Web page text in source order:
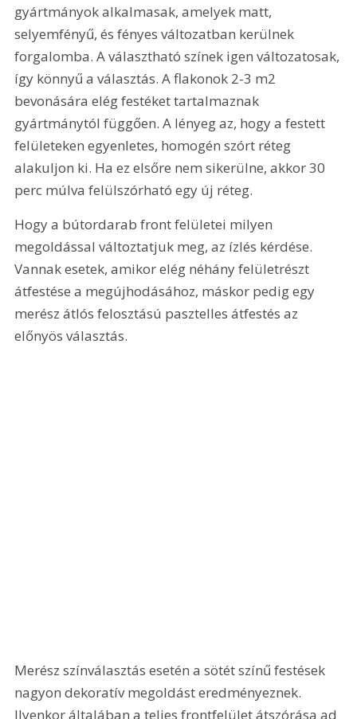
gyártmányok alkalmasak, amelyek matt,
selyemfényű, és fényes változatban kerülnek
forgalomba. A választható színek igen változatosak,
így könnyű a választás. A flakonok 2-3 m2
bevonására elég festéket tartalmaznak
gyártmánytól függően. A lényeg az, hogy a festett
felületeken egyenletes, homogén szórt réteg
alakuljon ki. Ha ez elsőre nem sikerülne, akkor 30
perc múlva felülszórható egy új réteg.
Hogy a bútordarab front felületei milyen
megoldással változtatjuk meg, az ízlés kérdése.
Vannak esetek, amikor elég néhány felületrészt
átfestése a megújhodásához, máskor pedig egy
merész átlós felosztású pasztelles átfestés az
előnyös választás.
Merész színválasztás esetén a sötét színű festések
nagyon dekoratív megoldást eredményeznek.
Ilyenkor általában a teljes frontfelület átszórása ad